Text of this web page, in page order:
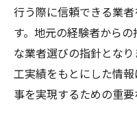
行う際に信頼できる業
す。地元の経験者から
な業者選びの指針とな
工実績をもとにした情
事を実現するための重要